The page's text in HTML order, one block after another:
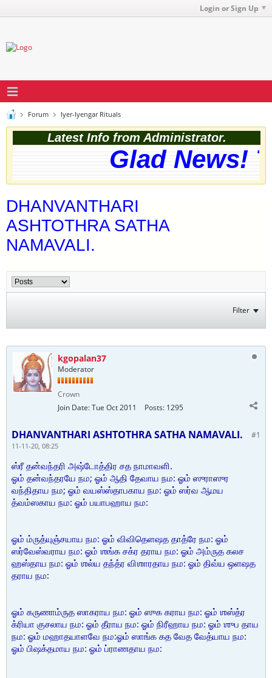
Login or Sign Up
Forum Iyer-Iyengar Rituals
Latest Info from Administrator.
Glad News!
DHANVANTHARI
ASHTOTHRA SATHA
NAMAVALI.
Filter
kgopalan37
Moderator
Crown
Join Date:Tue Oct 2011 Posts: 1295
#1
DHANVANTHARI ASHTOTHRA SATHA NAMAVALI.
11-11-20, 08:25
ஸ்ரீ தன்வந்தரி அஷ்டோத்திர சத நாமாவளி.
ஓம் தன்வந்தரயே நம; ஓம் ஆதி தேவாய நம: ஓம் ஸுராஸுர
வந்திதாய நம; ஓம் வயஸ்ஸ்தாபகாய நம: ஓம் ஸர்வ ஆமய
த்வம்ஸகாய நம: ஓம் பயாபஹாய நம:
ஓம் ம்ருத்யுஞ்சயாய நம: ஓம் விவிதெளஷத தாத்ரே நம: ஓம்
ஸர்வேஸ்வராய நம: ஓம் ஶங்க சக்ர தராய நம: ஓம் அம்ருத கலச
ஹஸ்தாய நம: ஓம் ஶல்ய தந்த்ர விஶாரதாய நம: ஓம் திவ்ய ஒளஷத
தராய நம:
ஓம் கருணாம்ருத ஸாகராய நம: ஓம் ஸுக கராய நம: ஓம் ஶஸ்த்ர
க்ரியா குசலாய நம: ஓம் தீராய நம: ஓம் நிரீஹாய நம: ஓம் ஶுப தாய
நம: ஓம் மஹாதயாளவே நம:ஓம் ஸாங்க கத வேத வேத்யாய நம:
ஓம் பிஷக்தமாய நம: ஓம் ப்ராணதாய நம: